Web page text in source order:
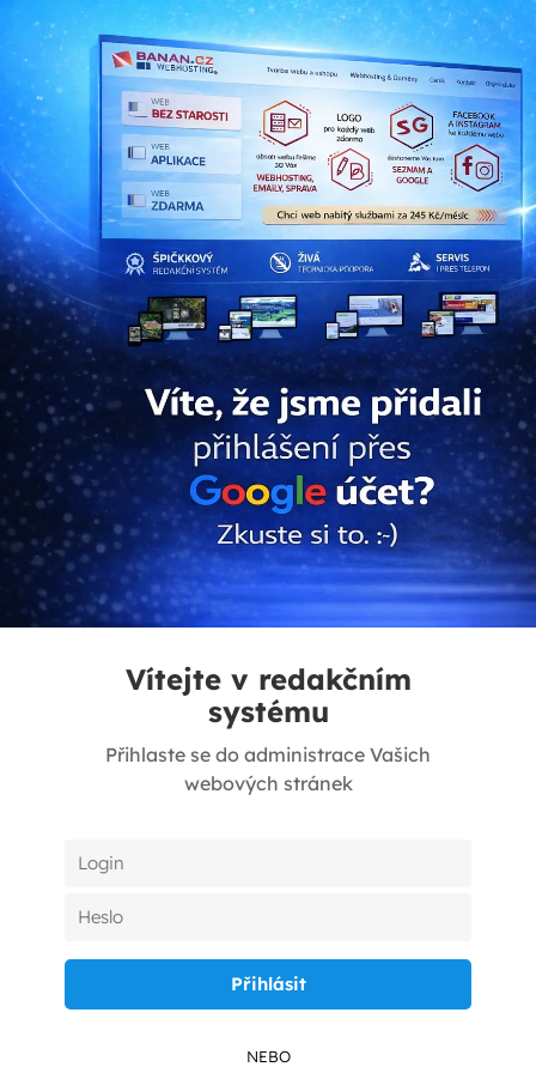
Vítejte v redakčním
systému
Přihlaste se do administrace Vašich
webových stránek
NEBO